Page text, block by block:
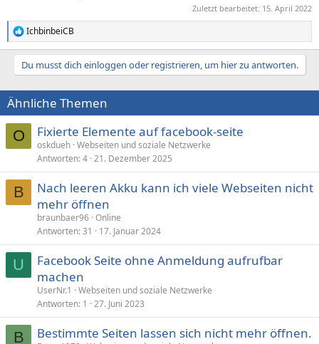
Zuletzt bearbeitet: 15. April 2022
R
e
a
i
o
n
e
n
:
IchbinbeiCB
Du musst dich einloggen oder registrieren, um hier zu antworten.
Ähnliche Themen
O Fixierte Elemente auf facebook-seite
oskdueh Webseiten und soziale Netzwerke
Antworten 4 21. Dezember 2025
B
Nach leeren Akku kann ich viele Webseiten nicht
mehr öffnen
braunbaer96 Online
Antworten 31 17. Januar 2024
U
Facebook Seite ohne Anmeldung aufrufbar
machen
UserNr.1
Webseiten und soziale Netzwerke
Antworten 1 27. Juni 2023
B Bestimmte Seiten lassen sich nicht mehr öffnen.